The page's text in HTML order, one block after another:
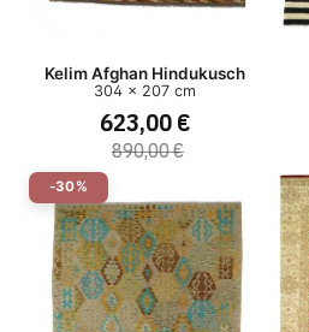
Kelim Afghan Hindukusch
304 x 207 cm
623,00 €
890,00 €
-30%